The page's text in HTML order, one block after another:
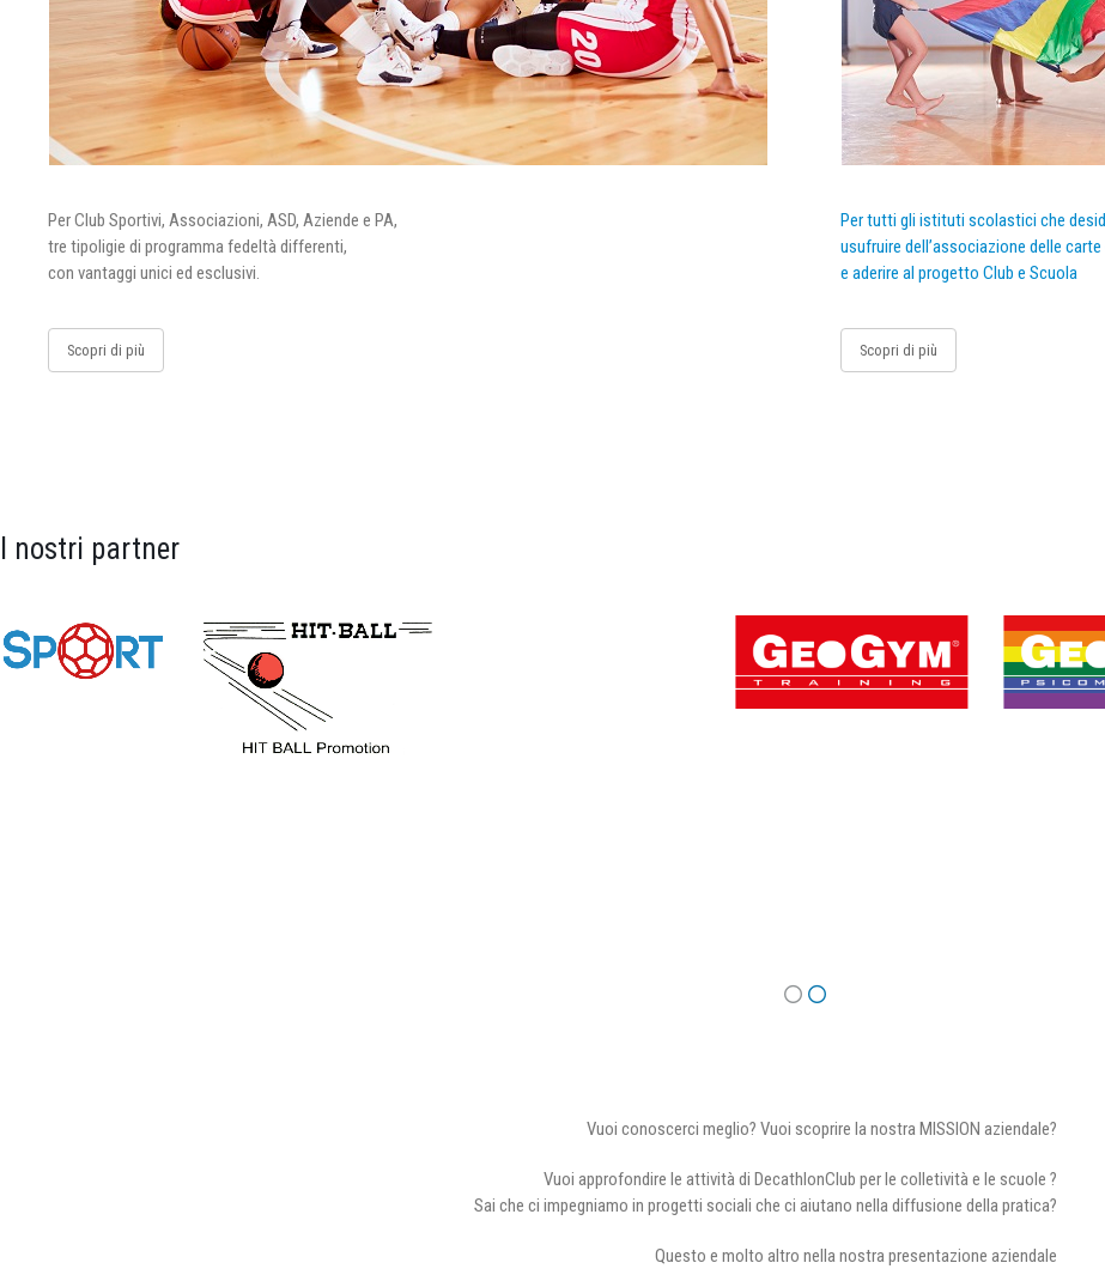
Per Club Sportivi, Associazioni, ASD, Aziende e PA,
tre tipoligie di programma fedeltà differenti,
con vantaggi unici ed esclusivi.
Scopri di più
Per tutti gli istituti scolastici che
usufruire dell’associazione delle carte
e aderire al progetto Club e Scuola
Scopri di più
I nostri partner
Vuoi conoscerci meglio? Vuoi scoprire la nostra MISSION aziendale?
Vuoi approfondire le attività di DecathlonClub per le colletività e le scuole ?
Sai che ci impegniamo in progetti sociali che ci aiutano nella diffusione della pratica?
Questo e molto altro nella nostra presentazione aziendale